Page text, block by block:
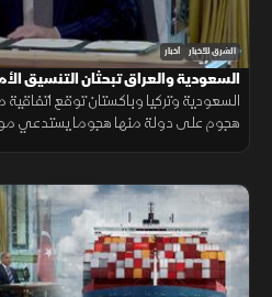
الشرق للأخبار أخبار
السعودية والعراق تبحثان التنسيق
على اتفاق "هرمز"
السعودية وتركيا وباكستان توقع
هجوم على دولة منها هجوما يستدعي